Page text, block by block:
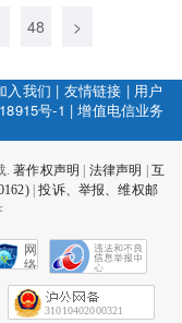
48 >
入我们 | 友情链接 | 用户
号-1 |增值电信业务
.著作权声明 法律声明
互
|投诉、举报、维权邮
网
络
会
征
31010402000321